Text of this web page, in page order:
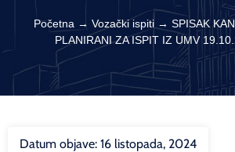
Početna → Vozački ispiti→ SPISAK
PLANIRANI ZA ISPIT IZ UMV
Datum objave: 16 listopada, 2024